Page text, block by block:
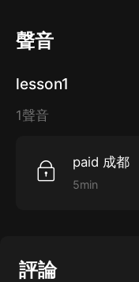
聲音
lesson1
1聲音
paid 成都
5min
評論